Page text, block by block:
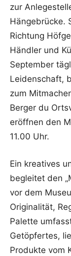
zur
Hängebrücke.
Richtung
Händler und
September
Leidenschaft,
zum
Berger du
eröffnen den
11.00 Uhr.
Ein kreatives
begleitet den
vor dem
Originalität,
Palette
Getöpfertes,
Produkte vom